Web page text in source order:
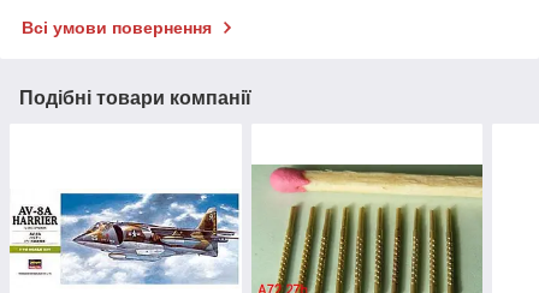
Всі умови повернення
Подібні товари компанії